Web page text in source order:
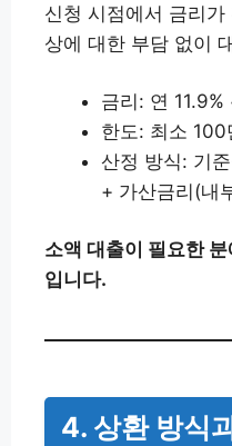
신청 시점에서 금리
상에 대한 부담 없이
금리: 연
한도: 최소
산정 방식: 기
+ 가산금리(내
소액 대출이 필요한
입니다.
4. 상환 방식